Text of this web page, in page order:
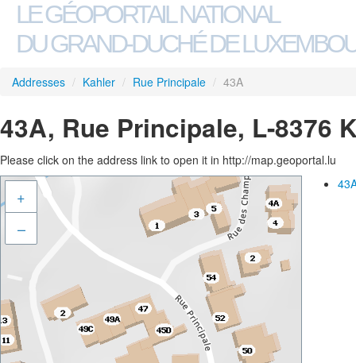
LE GÉOPORTAIL NATIONAL
DU GRAND-DUCHÉ DE
Addresses / Kahler / Rue Principale / 43A
43A, Rue Principale, L-8376
Please click on the address link to open it in http://map.geoportal.lu
+
–